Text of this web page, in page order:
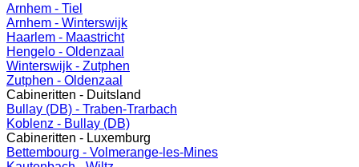
Arnhem - Tiel
Arnhem - Winterswijk
Haarlem - Maastricht
Hengelo - Oldenzaal
Winterswijk - Zutphen
Zutphen - Oldenzaal
Cabineritten - Duitsland
Bullay (DB) - Traben-Trarbach
Koblenz - Bullay (DB)
Cabineritten - Luxemburg
Bettembourg - Volmerange-les-Mines